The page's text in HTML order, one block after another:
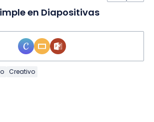
en Diapositivas
Creativo